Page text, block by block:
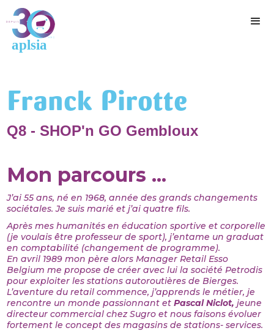
Franck Pirotte
Q8 - SHOP'n GO Gembloux
Mon parcours ...
J’ai 55 ans, né en 1968, année des grands changements
sociétales. Je suis marié et j’ai quatre fils.
Après mes humanités en éducation sportive et corporelle
(je voulais être professeur de sport), j’entame un graduat
en comptabilité (changement de programme).
En avril 1989 mon père alors Manager Retail Esso
Belgium me propose de créer avec lui la société Petrodis
pour exploiter les stations autoroutières de Bierges.
L’aventure du retail commence, j’apprends le métier, je
rencontre un monde passionnant etPascal Niclot, jeune
directeur commercial chez Sugro et nous faisons évoluer
fortement le concept des magasins de stations- services.